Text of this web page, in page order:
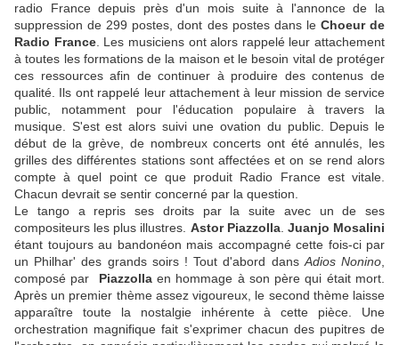
radio France depuis près d'un mois suite à l'annonce de la
suppression de 299 postes, dont des postes dans le Choeur de
Radio France. Les musiciens ont alors rappelé leur attachement
à toutes les formations de la maison et le besoin vital de protéger
ces ressources afin de continuer à produire des contenus de
qualité. Ils ont rappelé leur attachement à leur mission de service
public, notamment pour l'éducation populaire à travers la
musique. S'est est alors suivi une ovation du public. Depuis le
début de la grève, de nombreux concerts ont été annulés, les
grilles des différentes stations sont affectées et on se rend alors
compte à quel point ce que produit Radio France est vitale.
Chacun devrait se sentir concerné par la question.
Le tango a repris ses droits par la suite avec un de ses
compositeurs les plus illustres. Astor Piazzolla. Juanjo Mosalini
étant toujours au bandonéon mais accompagné cette fois-ci par
un Philhar' des grands soirs ! Tout d'abord dans Adios Nonino
composé par Piazzollaen hommage à son père qui était mort.
Après un premier thème assez vigoureux, le second thème laisse
apparaître toute la nostalgie inhérente à cette pièce. Une
orchestration magnifique fait s'exprimer chacun des pupitres de